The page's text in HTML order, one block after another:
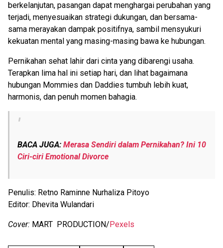
berkelanjutan, pasangan dapat menghargai perubahan yang
terjadi, menyesuaikan strategi dukungan, dan bersama-
sama merayakan dampak positifnya, sambil mensyukuri
kekuatan mental yang masing-masing bawa ke hubungan.
Pernikahan sehat lahir dari cinta yang dibarengi usaha.
Terapkan lima hal ini setiap hari, dan lihat bagaimana
hubungan Mommies dan Daddies tumbuh lebih kuat,
harmonis, dan penuh momen bahagia.
BACA JUGA: Merasa Sendiri dalam Pernikahan? Ini 10
Ciri-ciri Emotional Divorce
Penulis: Retno Raminne Nurhaliza Pitoyo
Editor: Dhevita Wulandari
Cover: MART PRODUCTION/ Pexels